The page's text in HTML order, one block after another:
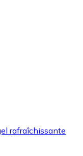
rafraîchissante